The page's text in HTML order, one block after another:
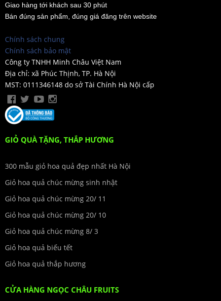
Giao hàng tới khách sau 30 phút
Bán đúng sản phẩm, đúng giá đăng trên website
Chính sách chung
Chính sách bảo mật
Công ty TNHH Minh Châu Việt Nam
Địa chỉ: xã Phúc Thịnh, TP. Hà Nội
MST: 0111346148 do sở Tài Chính Hà Nội cấp
GIỎ QUÀ TẶNG, THẮP HƯƠNG
300 mẫu giỏ hoa quả đẹp nhất Hà Nội
Giỏ hoa quả chúc mừng sinh nhật
Giỏ hoa quả chúc mừng 20/ 11
Giỏ hoa quả chúc mừng 20/ 10
Giỏ hoa quả chúc mừng 8/ 3
Giỏ hoa quả biếu tết
Giỏ hoa quả thắp hương
CỬA HÀNG NGỌC CHÂU FRUITS